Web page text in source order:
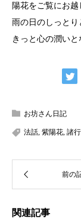
陽花をご覧にお越
雨の日のしっとり
きっと心の潤いと
お坊さん日記
法話, 紫陽花, 諸
関連記事